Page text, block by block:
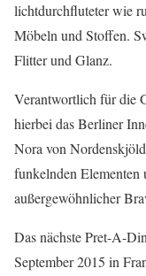
lichtdurchfluteter wie
Möbeln und Stoffen.
Flitter und Glanz.
Verantwortlich für die
hierbei das Berliner
Nora von
funkelnden Elementen
außergewöhnlicher
Das nächste Pret-A-
September 2015 in